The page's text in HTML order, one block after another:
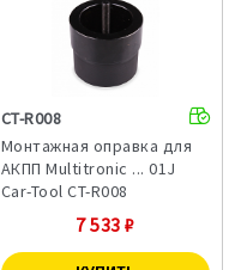
CT-R008
Монтажная оправка для
АКПП Multitronic ... 01J
Car-Tool CT-R008
7 533₽